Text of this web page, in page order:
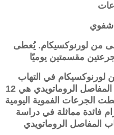
من لورنوكسيكام. يُعطى
مقسمتين يوميًا
لورنوكسيكام في التهاب
المفاصل الروماتويدي والتهاب المفاصل الروماتويدي هي 12
الجرعات الفموية اليومية
و 12 ملليغرام فائدة مماثلة في دراسة
المفاصل الروماتويدي